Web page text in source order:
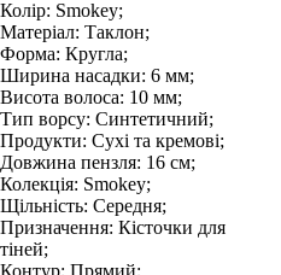
Колір: Smokey;
Матеріал: Таклон;
Форма: Кругла;
Ширина насадки: 6 мм;
Висота волоса: 10 мм;
Тип ворсу: Синтетичний;
Продукти: Сухі та кремові;
Довжина пензля: 16 см;
Колекція: Smokey;
Щільність: Середня;
Призначення: Кісточки для
тіней;
Контур: Прямий;